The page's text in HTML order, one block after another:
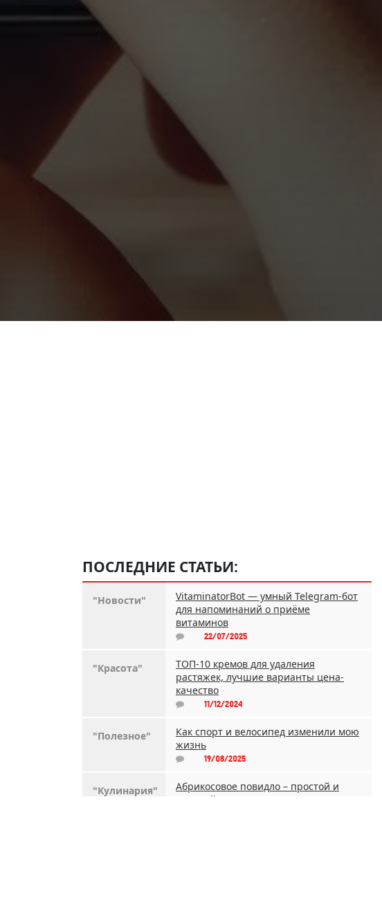
ПОСЛЕДНИЕ СТАТЬИ:
"Новости"
VitaminatorBot — умный Telegram-бот
для напоминаний о приёме
витаминов
22/07/2025
"Красота"
ТОП-10 кремов для удаления
растяжек, лучшие варианты цена-
качество
11/12/2024
"Полезное"
Как спорт и велосипед изменили мою
жизнь
19/08/2025
"Кулинария"
Абрикосовое повидло – простой и
вкусный рецепт, как приготовить